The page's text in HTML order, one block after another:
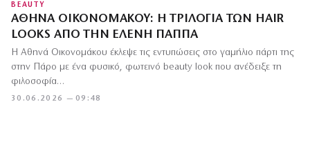
BEAUTY
ΑΘΗΝΆ ΟΙΚΟΝΟΜΆΚΟΥ: Η ΤΡΙΛΟΓΊΑ ΤΩΝ HAIR
LOOKS ΑΠΌ ΤΗΝ ΕΛΈΝΗ ΠΑΠΠΆ
30.06.2026 — 09:48
Η Αθηνά Οικονομάκου έκλεψε τις εντυπώσεις στο γαμήλιο πάρτι της
στην Πάρο με ένα φυσικό, φωτεινό beauty look που ανέδειξε τη
φιλοσοφία…